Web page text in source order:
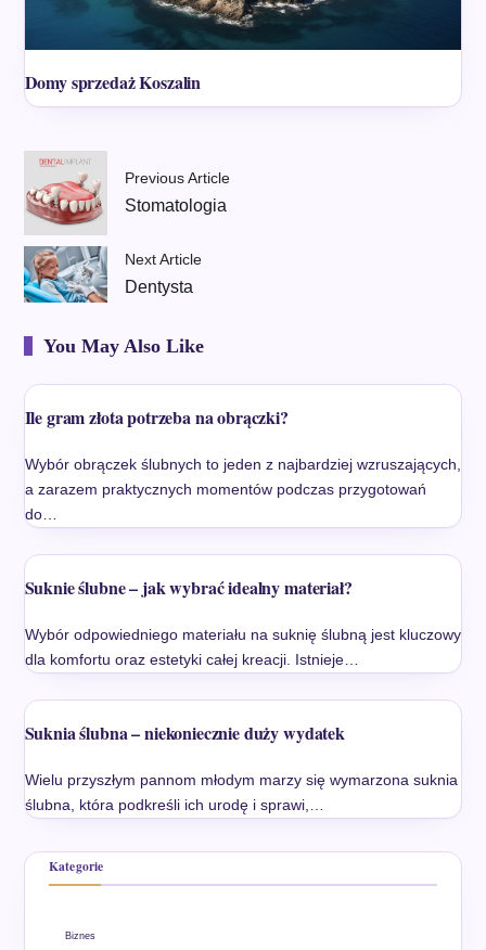
Domy sprzedaż Koszalin
Previous Article
Stomatologia
Next Article
Dentysta
You May Also Like
Ile gram złota potrzeba na obrączki?
Wybór obrączek ślubnych to jeden z najbardziej wzruszających,
a zarazem praktycznych momentów podczas przygotowań
do…
Suknie ślubne – jak wybrać idealny materiał?
Wybór odpowiedniego materiału na suknię ślubną jest kluczowy
dla komfortu oraz estetyki całej kreacji. Istnieje…
Suknia ślubna – niekoniecznie duży wydatek
Wielu przyszłym pannom młodym marzy się wymarzona suknia
ślubna, która podkreśli ich urodę i sprawi,…
Kategorie
Biznes